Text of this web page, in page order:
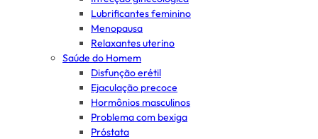
Lubrificantes feminino
Menopausa
Relaxantes uterino
Saúde do Homem
Disfunção erétil
Ejaculação precoce
Hormônios masculinos
Problema com bexiga
Próstata